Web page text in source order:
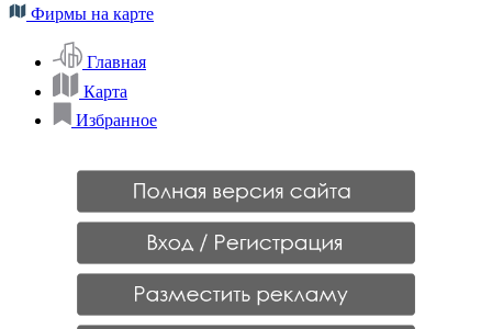
Фирмы на карте
Главная
Карта
Избранное